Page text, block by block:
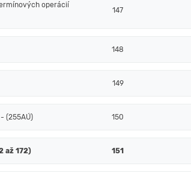
operácií
147
148
149
(255AÚ) 150
až 172) 151